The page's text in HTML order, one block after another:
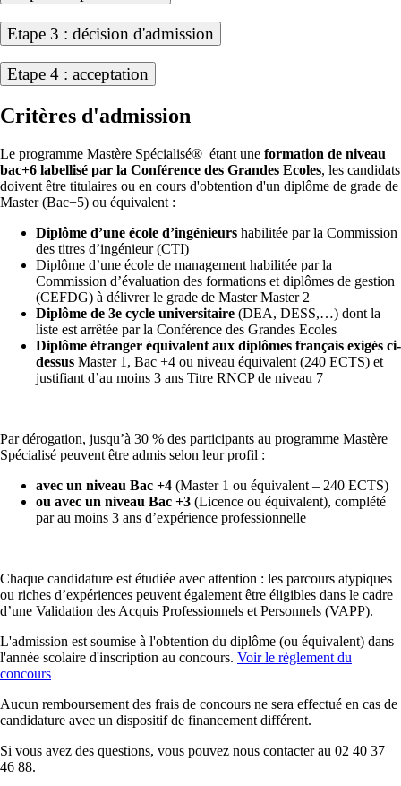
Etape 3 : décision d'admission
Etape 4 : acceptation
Critères d'admission
Le programme Mastère Spécialisé® étant une formation de niveau
bac+6 labellisé par la Conférence des Grandes Ecoles, les candidats
doivent être titulaires ou en cours d'obtention d'un diplôme de grade de
Master (Bac+5) ou équivalent :
Diplôme d’une école d’ingénieurs habilitée par la Commission
des titres d’ingénieur (CTI)
Diplôme d’une école de management habilitée par la
Commission d’évaluation des formations et diplômes de gestion
(CEFDG) à délivrer le grade de Master Master 2
Diplôme de 3e cycle universitaire (DEA, DESS,…) dont la
liste est arrêtée par la Conférence des Grandes Ecoles
Diplôme étranger équivalent aux diplômes français exigés ci-
dessus Master 1, Bac +4 ou niveau équivalent (240 ECTS) et
justifiant d’au moins 3 ans Titre RNCP de niveau 7
Par dérogation, jusqu’à 30 % des participants au programme Mastère
Spécialisé peuvent être admis selon leur profil :
avec un niveau Bac +4 (Master 1 ou équivalent – 240 ECTS)
ou avec un niveau Bac +3 (Licence ou équivalent), complété
par au moins 3 ans d’expérience professionnelle
Chaque candidature est étudiée avec attention : les parcours atypiques
ou riches d’expériences peuvent également être éligibles dans le cadre
d’une Validation des Acquis Professionnels et Personnels (VAPP).
L'admission est soumise à l'obtention du diplôme (ou équivalent) dans
l'année scolaire d'inscription au concours. Voir le règlement du
concours
Aucun remboursement des frais de concours ne sera effectué en cas de
candidature avec un dispositif de financement différent.
Si vous avez des questions, vous pouvez nous contacter au 02 40 37
46 88.